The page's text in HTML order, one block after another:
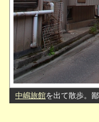
中嶋旅館を出て散歩。